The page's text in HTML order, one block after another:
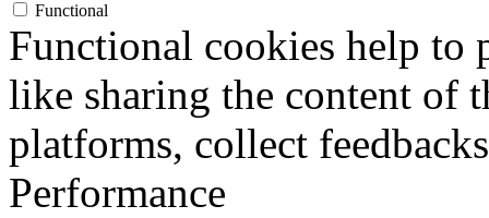
Functional
Functional cookies help to
like sharing the content of
platforms, collect
Performance